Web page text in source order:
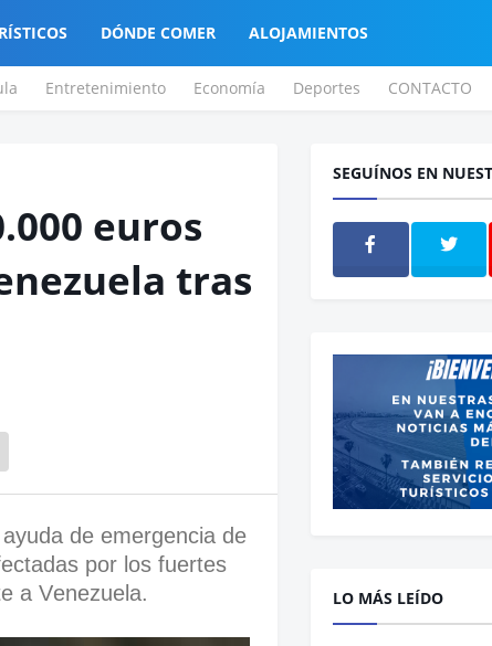
DÓNDE COMER ALOJAMIENTOS
Entretenimiento Economía Deportes CONTACTO
euros
tras
de emergencia de
por los fuertes
a Venezuela.
SEGUÍNOS EN
LO MÁS LEÍDO